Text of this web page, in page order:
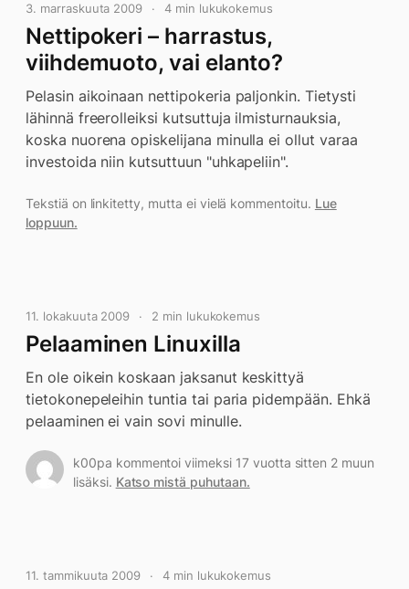
3. marraskuuta 2009 4 min lukukokemus
Nettipokeri – harrastus,
viihdemuoto, vai elanto?
Pelasin aikoinaan nettipokeria paljonkin. Tietysti
lähinnä freerolleiksi kutsuttuja ilmisturnauksia,
koska nuorena opiskelijana minulla ei ollut varaa
investoida niin kutsuttuun "uhkapeliin".
Tekstiä on linkitetty, mutta ei vielä kommentoitu. Lue
loppuun.
11. lokakuuta 2009 2 min lukukokemus
Pelaaminen Linuxilla
En ole oikein koskaan jaksanut keskittyä
tietokonepeleihin tuntia tai paria pidempään. Ehkä
pelaaminen ei vain sovi minulle.
k00pa kommentoi viimeksi 17 vuotta sitten 2 muun
lisäksi. Katso mistä puhutaan.
11. tammikuuta 2009 4 min lukukokemus